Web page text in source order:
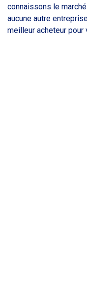
connaissons le
aucune autre
meilleur acheteur pour